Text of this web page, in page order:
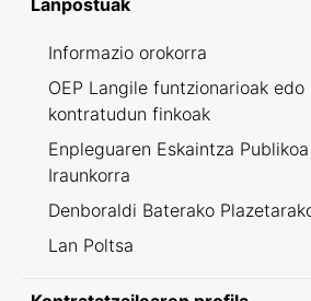
Lanpostuak
Informazio orokorra
OEP Langile funtzionarioak
kontratudun finkoak
Enpleguaren Eskaintza
Iraunkorra
Denboraldi Baterako
Lan Poltsa